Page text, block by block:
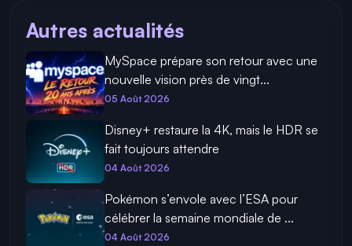
Autres actualités
MySpace prépare son retour avec une
nouvelle vision près de vingt...
05 Août 2026
Disney+ restaure la 4K, mais le HDR se
fait toujours attendre
04 Août 2026
Pokémon s’envole avec l’ESA pour
célébrer la semaine mondiale de ...
04 Août 2026